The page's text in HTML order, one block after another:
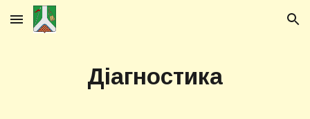
Skip to main content Skip to navigation
Діагностика